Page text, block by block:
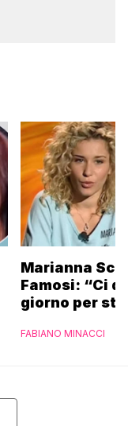
Marianna
Famosi: “Ci
giorno per
FABIANO MINACCI